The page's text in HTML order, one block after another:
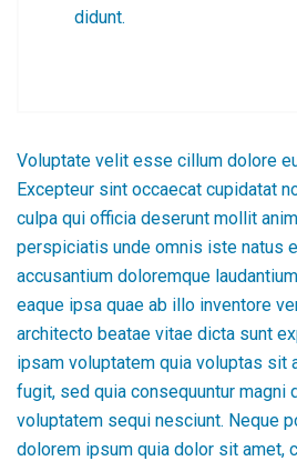
didunt.
Voluptate velit esse cillum dolore
Excepteur sint occaecat cupidatat
culpa qui officia deserunt mollit
perspiciatis unde omnis iste natus
accusantium doloremque
eaque ipsa quae ab illo inventore
architecto beatae vitae dicta sunt
ipsam voluptatem quia voluptas sit
fugit, sed quia consequuntur magni
voluptatem sequi nesciunt. Neque
dolorem ipsum quia dolor sit amet,